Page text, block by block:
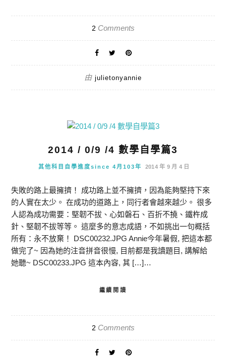
2 Comments
由 julietonyannie
2014 / 0/9 /4 數學自學篇3
其他科目自學進度since 4月103年 2014 年 9 月 4 日
失敗的路上最擁擠！ 成功路上並不擁擠，因為能夠堅持下來
的人實在太少。 在成功的道路上，同行者會越來越少。 很多
人認為成功需要：堅韌不拔、心如磐石、百折不撓、鐵杵成
針、堅韌不拔等等。 這麼多的意志成語，不如挑出一句概括
所有：永不放棄！ DSC00232.JPG Annie今年暑假, 把這本都
做完了~ 因為她的注音拼音很慢, 目前都是我讀題目, 講解給
她聽~ DSC00233.JPG 這本內容, 其 […]…
繼續閱讀
2 Comments